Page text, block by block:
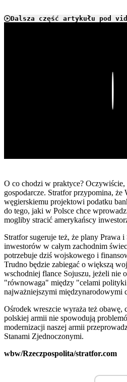
Dalsza część artykułu pod
O co chodzi w praktyce? Oczywiście,
gospodarcze. Stratfor przypomina, że
węgierskiemu projektowi podatku
do tego, jaki w Polsce chce
mogliby stracić amerykańscy
Stratfor sugeruje też, że plany Prawa
inwestorów w całym zachodnim
potrzebuje dziś wojskowego i
Trudno będzie zabiegać o większą
wschodniej flance Sojuszu, jeżeli nie
"równowaga" między "celami
najważniejszymi międzynarodowymi
Ośrodek wreszcie wyraża też obawę,
polskiej armii nie spowodują
modernizacji naszej armii
Stanami Zjednoczonymi.
wbw/Rzeczpospolita/stratfor.com